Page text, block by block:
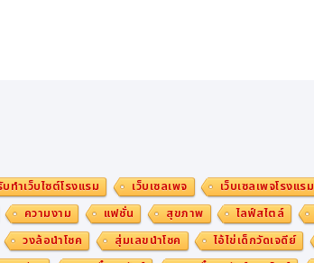
จในการกำกับดูแลตามข้อ 12 แห่งประกาศเรื่องการ
าแล้วเห็นว่าการรวมธุรกิจดังกล่าวส่งผลให้ (1) ตลาด
และเปลี่ยนแปลงเพิ่มขึ้นจากเดิมมากกว่า 100
ครงสร้างพื้นฐานที่จำเป็นเพิ่มขึ้นอย่างมีนัยสำคัญ ซึ่งอ
บทำเว็บไซต์โรงแรม เว็บเซลเพจ เว็บเซลเพจโรงแรม
ความงาม แฟชั่น สุขภาพ ไลฟ์สไตล์
วงล้อนำโชค สุ่มเลขนำโชค ไอ้ไข่เด็กวัดเจดีย์